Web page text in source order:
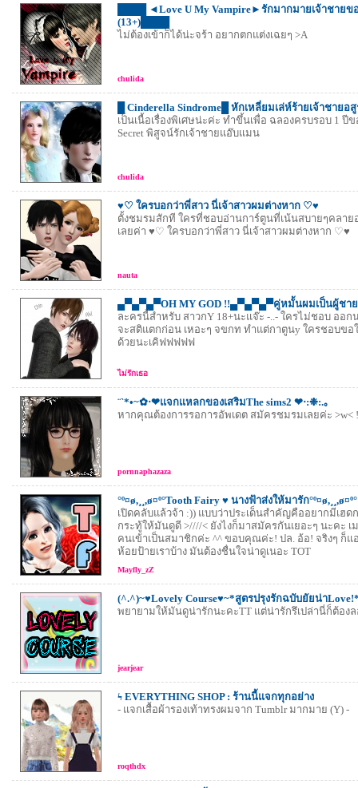
████ ◄Love U My Vampire►รักมากมายเจ้าชายข
(13+)████
ไม่ต้องเข้าก็ได้น่ะจร้า อยากตกแต่งเฉยๆ >A
chulida
█ Cinderella Sindrome█ หักเหลี่ยมเล่ห์ร้ายเจ้าชายอ
เป็นเนื้อเรื่องพิเศษน่ะค่ะ ทำขึ้นเพื่อ ฉลองครบรอบ 1 ปีขอ
Secret พิสูจน์รักเจ้าชายแอ๊บแมน
chulida
♥♡ ใครบอกว่าพี่สาว นี่เจ้าสาวผมต่างหาก ♡♥
ตั้งชมรมสักที ใครที่ชอบอ่านการ์ตูนที่เน้นสบายๆคลาย
เลยค่า ♥♡ ใครบอกว่าพี่สาว นี่เจ้าสาวผมต่างหาก ♡♥
nauta
▄▀▄▀▄▀OH MY GOD !!▄▀▄▀▄▀คู่หมั้นผมเป็นผู้ชาย
ละครนี้สำหรับ สาวกY 18+นะแจ๊ะ -..- ใครไม่ชอบ ออ
จะสติแตกก่อน เหอะๆ จขกท ทำแต่กาตูนy ใครชอบขอ
ด้วยนะเคิฟฟฟฟฟ
ไม่รักเธอ
¨`*•~✿‧❤แจกแหลกของเสริมThe sims2 ❤‧:❉:.｡
หากคุณต้องการรอการอัพเดต สมัครชมรมเลยค่ะ >w<
pornnaphazaza
°º¤ø,¸¸,ø¤º°Tooth Fairy ♥ นางฟ้าส่งให้มารัก°º¤ø,¸¸,ø¤º°
เปิดคลับแล้วจ้า :)) แบบว่าประเด็นสำคัญคืออยากมีเฮด
กระทู้ให้มันดูดี >////< ยังไงก็มาสมัครกันเยอะๆ นะคะ
คนเข้าเป็นสมาชิกค่ะ ^^ ขอบคุณค่ะ! ปล. อ้อ! จริงๆ ก็แ
ห้อยป้ายเราบ้าง มันต้องชื่นใจน่าดูเนอะ TOT
Mayfly_zZ
(^.^)~♥Lovely Course♥~*สูตรปรุงรักฉบับยัยน่า
พยายามให้มันดูน่ารักนะคะTT แต่น่ารักรึเปล่านี่ก็ต้องล
jearjear
ϟ EVERYTHING SHOP : ร้านนี้แจกทุกอย่าง
- แจกเสื้อผ้ารองเท้าทรงผมจาก Tumblr มากมาย (Y) -
roqthdx